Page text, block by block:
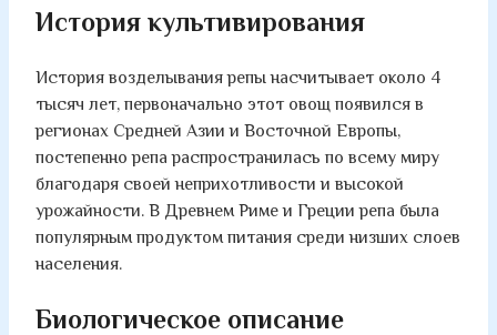
История культивирования
История возделывания репы насчитывает около 4
тысяч лет, первоначально этот овощ появился в
регионах Средней Азии и Восточной Европы,
постепенно репа распространилась по всему миру
благодаря своей неприхотливости и высокой
урожайности. В Древнем Риме и Греции репа была
популярным продуктом питания среди низших слоев
населения.
Биологическое описание